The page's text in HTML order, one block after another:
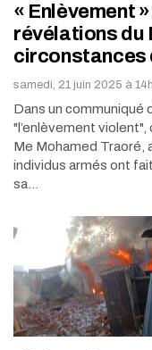
« Enlèvement
révélations du
circonstances
samedi, 21 juin 2025 à
Dans un communiqué
"l’enlèvement violent",
Me Mohamed Traoré,
individus armés ont
sa…